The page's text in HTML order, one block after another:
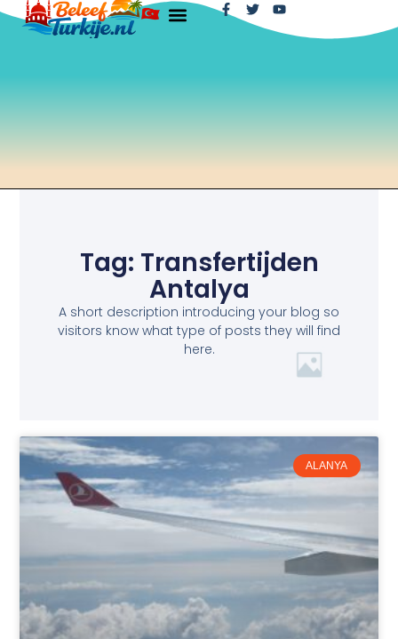
Tag: Transfertijden
Antalya
A short description introducing your blog so
visitors know what type of posts they will find
here.
ALANYA